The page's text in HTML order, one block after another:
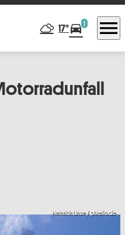
17°directions_car1 menu
Heinrich Linse / pixelio.de